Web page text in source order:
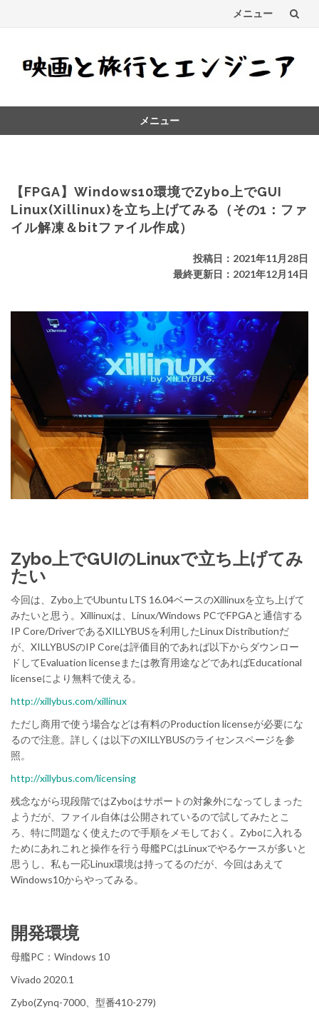
メニュー
ス
キ
メニュー
【FPGA】Windows10環境でZybo上でGUI
Linux(Xillinux)を立ち上げてみる（その1：ファ
イル解凍＆bitファイル作成）
投稿日：2021年11月28日
最終更新日：2021年12月14日
Zybo上でGUIのLinuxで立ち上げてみ
たい
今回は、Zybo上でUbuntu LTS 16.04ベースのXillinuxを立ち上げて
みたいと思う。Xillinuxは、Linux/Windows PCでFPGAと通信する
IP Core/DriverであるXILLYBUSを利用したLinux Distributionだ
が、XILLYBUSのIP Coreは評価目的であれば以下からダウンロー
ドしてEvaluation licenseまたは教育用途などであればEducational
licenseにより無料で使える。
http://xillybus.com/xillinux
ただし商用で使う場合などは有料のProduction licenseが必要にな
るので注意。詳しくは以下のXILLYBUSのライセンスページを参
照。
http://xillybus.com/licensing
残念ながら現段階ではZyboはサポートの対象外になってしまった
ようだが、ファイル自体は公開されているので試してみたとこ
ろ、特に問題なく使えたので手順をメモしておく。Zyboに入れる
ためにあれこれと操作を行う母艦PCはLinuxでやるケースが多いと
思うし、私も一応Linux環境は持ってるのだが、今回はあえて
Windows10からやってみる。
開発環境
母艦PC：Windows 10
Vivado 2020.1
Zybo(Zynq-7000、型番410-279)